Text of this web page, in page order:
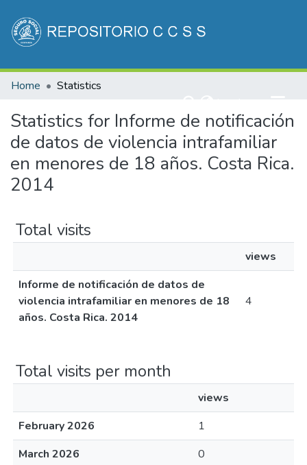
Communities & Collections
Home Statistics
Statistics for Informe de notificación
de datos de violencia intrafamiliar
en menores de 18 años. Costa Rica.
2014
Total visits
views
Informe de notificación de datos de
violencia intrafamiliar en menores de 18
años. Costa Rica. 2014
4
Total visits per month
views
February 2026
1
March 2026
0